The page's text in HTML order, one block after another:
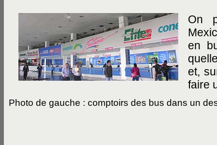
On
en
et,
faire
Photo de gauche : comptoirs des bus dans un